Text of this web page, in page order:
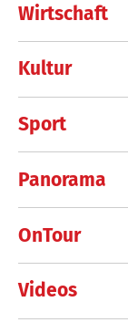
Wirtschaft
Kultur
Sport
Panorama
OnTour
Videos